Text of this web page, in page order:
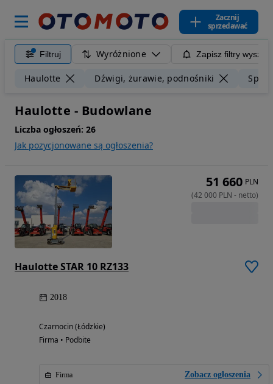
Zacznij
sprzedawać
Filtruj Wyróżnione Zapisz filtry
Haulotte Dźwigi, żurawie, podnośniki
Haulotte - Budowlane
Liczba ogłoszeń: 26
Jak pozycjonowane są ogłoszenia?
Haulotte STAR 10 RZ133
2018
Czarnocin (Łódzkie)
Firma • Podbite
Firma Zobacz ogłoszenia
51 660 PLN
(42 000 PLN - netto)